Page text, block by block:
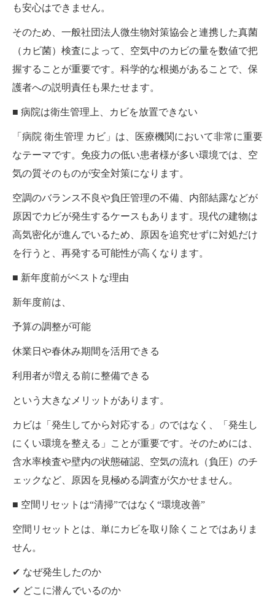
も安心はできません。
そのため、一般社団法人微生物対策協会と連携した真菌
（カビ菌）検査によって、空気中のカビの量を数値で把
握することが重要です。科学的な根拠があることで、保
護者への説明責任も果たせます。
■ 病院は衛生管理上、カビを放置できない
「病院 衛生管理 カビ」は、医療機関において非常に重要
なテーマです。免疫力の低い患者様が多い環境では、空
気の質そのものが安全対策になります。
空調のバランス不良や負圧管理の不備、内部結露などが
原因でカビが発生するケースもあります。現代の建物は
高気密化が進んでいるため、原因を追究せずに対処だけ
を行うと、再発する可能性が高くなります。
■ 新年度前がベストな理由
新年度前は、
予算の調整が可能
休業日や春休み期間を活用できる
利用者が増える前に整備できる
という大きなメリットがあります。
カビは「発生してから対応する」のではなく、「発生し
にくい環境を整える」ことが重要です。そのためには、
含水率検査や壁内の状態確認、空気の流れ（負圧）のチ
ェックなど、原因を見極める調査が欠かせません。
■ 空間リセットは“清掃”ではなく“環境改善”
空間リセットとは、単にカビを取り除くことではありま
せん。
✔ なぜ発生したのか
✔ どこに潜んでいるのか